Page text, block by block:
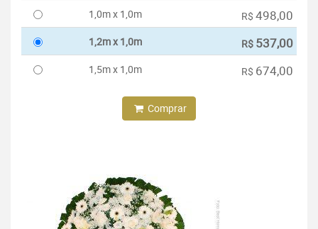
1,0m x 1,0m
R$ 498,00
1,2m x 1,0m R$ 537,00
1,5m x 1,0m R$ 674,00
Comprar